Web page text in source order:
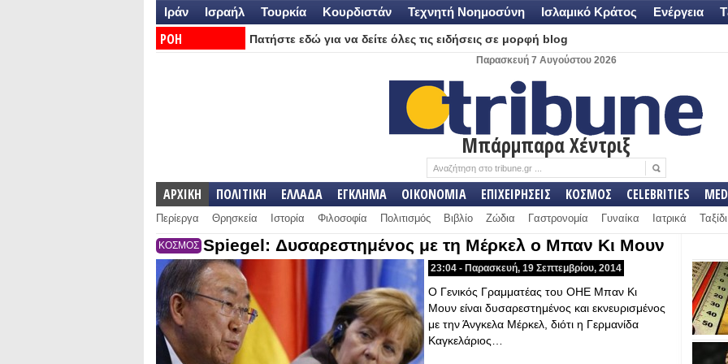
Ιράν Ισραήλ Τουρκία Κουρδιστάν Τεχνητή Νοημοσύνη Ισλαμικό Κράτος Ενέργεια
ΡΟΗ
Πατήστε εδώ για να δείτε όλες τις ειδήσεις σε μορφή blog
Παρασκευή 7 Αυγούστου 2026
Μπάρμπαρα Χέντριξ
ΑΡΧΙΚΗ ΠΟΛΙΤΙΚΗ ΕΛΛΑΔΑ ΕΓΚΛΗΜΑ ΟΙΚΟΝΟΜΙΑ ΕΠΙΧΕΙΡΗΣΕΙΣ ΚΟΣΜΟΣ CELEBRITIES
Περίεργα Θρησκεία Ιστορία Φιλοσοφία Πολιτισμός Βιβλίο Ζώδια Γαστρονομία Γυναίκα Ιατρικά Ταξίδι
ΚΟΣΜΟΣ Spiegel: Δυσαρεστημένος με τη Μέρκελ ο Μπαν Κι Μουν
23:04 - Παρασκευή, 19 Σεπτεμβρίου, 2014
Ο Γενικός Γραμματέας του ΟΗΕ Μπαν Κι
Μουν είναι δυσαρεστημένος και εκνευρισμένος
με την Άνγκελα Μέρκελ, διότι η Γερμανίδα
Καγκελάριος…